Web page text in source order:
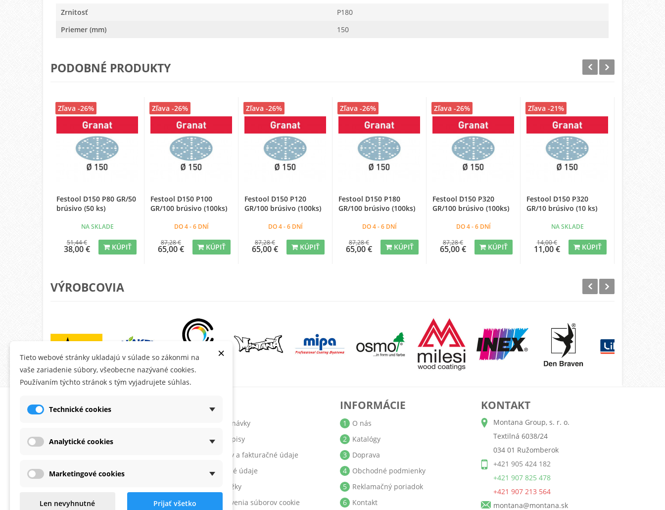
Zrnitosť
P180
Priemer (mm)
150
PODOBNÉ PRODUKTY
Festool D150 P80 GR/50
brúsivo (50 ks)
NA SKLADE
51,44 €
38,00 € KÚPIŤ
Zľava -26%
Festool D150 P100
GR/100 brúsivo (100ks)
DO 4 - 6 DNÍ
87,28 €
65,00 € KÚPIŤ
Zľava -26%
Festool D150 P120
GR/100 brúsivo (100ks)
DO 4 - 6 DNÍ
87,28 €
65,00 € KÚPIŤ
Zľava -26%
Festool D150 P180
GR/100 brúsivo (100ks)
DO 4 - 6 DNÍ
87,28 €
65,00 € KÚPIŤ
Zľava -26%
Festool D150 P320
GR/100 brúsivo (100ks)
DO 4 - 6 DNÍ
87,28 €
65,00 € KÚPIŤ
Zľava -26%
Festool D150 P320
GR/10 brúsivo (10 ks)
NA SKLADE
14,00 €
11,00 € KÚPIŤ
Zľava -21%
VÝROBCOVIA
O MONTANA.SK
Zaoberáme sa predajom fasádnych
omietok a farieb už viac ako 20 rokov.
ÚČET
Objednávky
Dobropisy
Adresy a fakturačné údaje
Osobné údaje
Poukážky
Nastavenia súborov cookie
INFORMÁCIE
O nás
1
Katalógy
2
Doprava
3
Obchodné podmienky
4
Reklamačný poriadok
5
Kontakt
6
KONTAKT
Montana Group, s. r. o.
Textilná 6038/24
034 01 Ružomberok
+421 905 424 182
+421 907 825 478
+421 907 213 564
montana@montana.sk
×
Tieto webové stránky ukladajú v súlade so zákonmi na
vaše zariadenie súbory, všeobecne nazývané cookies.
Používaním týchto stránok s tým vyjadrujete súhlas.
Technické cookies
Analytické cookies
Marketingové cookies
Len nevyhnutné Prijať všetko